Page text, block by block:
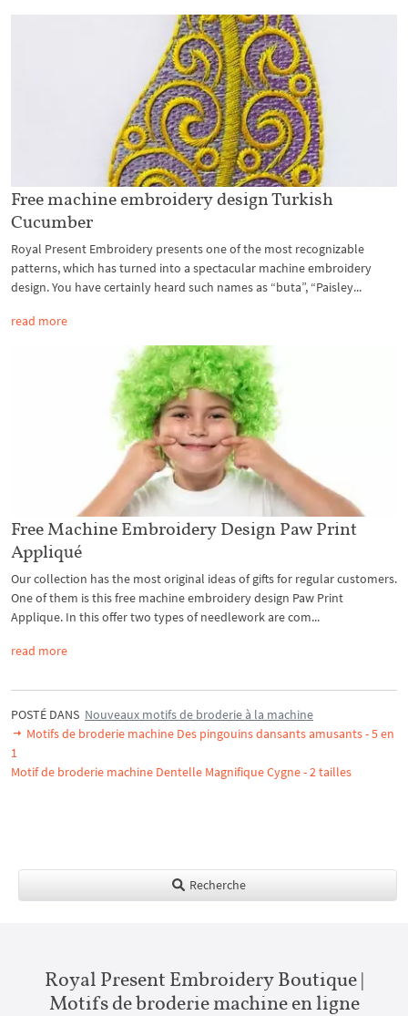
Free machine embroidery design Turkish
Cucumber
Royal Present Embroidery presents one of the most recognizable
patterns, which has turned into a spectacular machine embroidery
design. You have certainly heard such names as “buta”, “Paisley...
read more
Free Machine Embroidery Design Paw Print
Appliqué
Our collection has the most original ideas of gifts for regular customers.
One of them is this free machine embroidery design Paw Print
Applique. In this offer two types of needlework are com...
read more
POSTÉ DANS Nouveaux motifs de broderie à la machine
Motifs de broderie machine Des pingouins dansants amusants - 5 en
1
Motif de broderie machine Dentelle Magnifique Cygne - 2 tailles
Recherche
Royal Present Embroidery Boutique |
Motifs de broderie machine en ligne